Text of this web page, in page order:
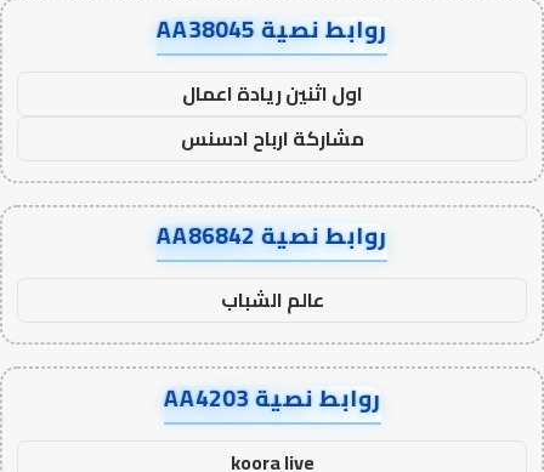
روابط نصية AA38045
اول اثنين ريادة اعمال
مشاركة ارباح ادسنس
روابط نصية AA86842
عالم الشباب
روابط نصية AA4203
koora live